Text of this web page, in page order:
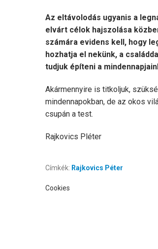
Az eltávolodás ugyanis a
elvárt célok hajszolása
számára evidens kell, hogy
hozhatja el nekünk, a
tudjuk építeni a
Akármennyire is titkoljuk,
mindennapokban, de az okos
csupán a test.
Rajkovics Pléter
Címkék: Rajkovics Péter
Cookies